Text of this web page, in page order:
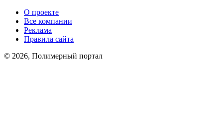
О проекте
Все компании
Реклама
Правила сайта
© 2026, Полимерный портал